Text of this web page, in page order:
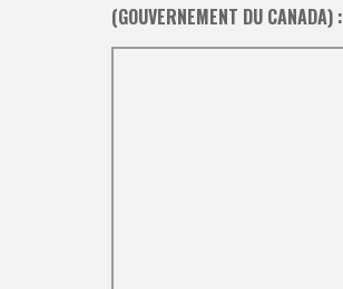
(GOUVERNEMENT DU CANADA) :